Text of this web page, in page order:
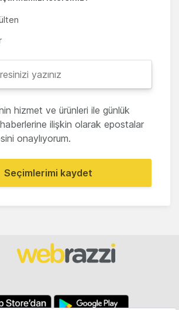
hizmet ve ürünleri ile günlük
ilişkin olarak epostalar
onaylıyorum.
Seçimlerimi kaydet